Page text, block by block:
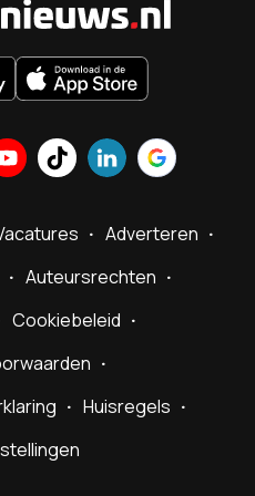
Adverteren
Auteursrechten
Cookiebeleid
Huisregels